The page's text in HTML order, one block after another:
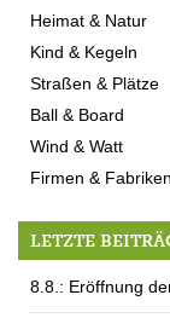
Heimat & Natur
Kind & Kegeln
Straßen & Plätze
Ball & Board
Wind & Watt
Firmen & Fabriken
LETZTE
8.8.: Eröffnung